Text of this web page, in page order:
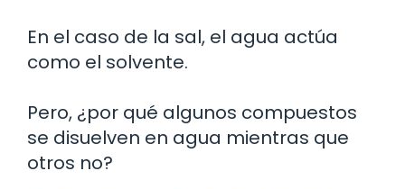
En el caso de la sal, el agua actúa
como el solvente.
Pero, ¿por qué algunos compuestos
se disuelven en agua mientras que
otros no?